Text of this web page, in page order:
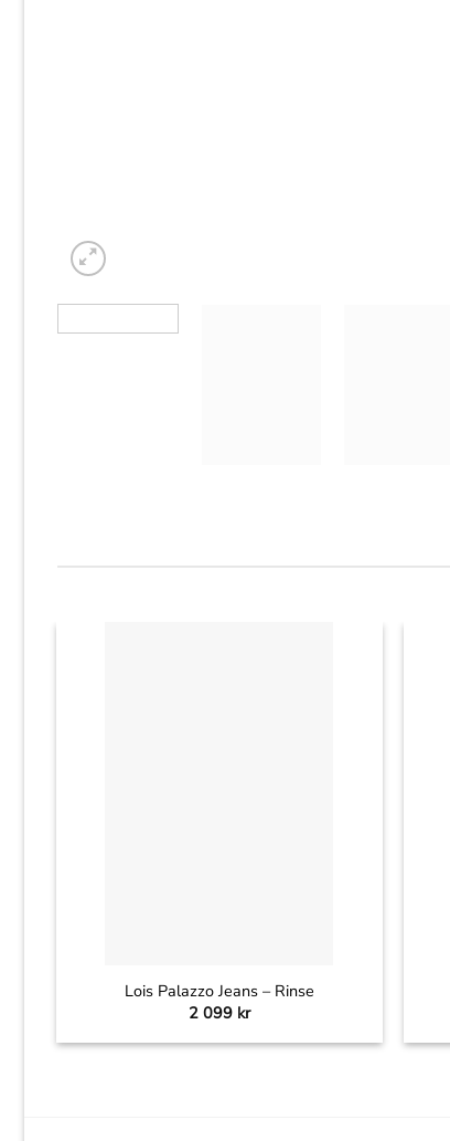
Lois Palazzo Jeans – Rinse
2 099 kr